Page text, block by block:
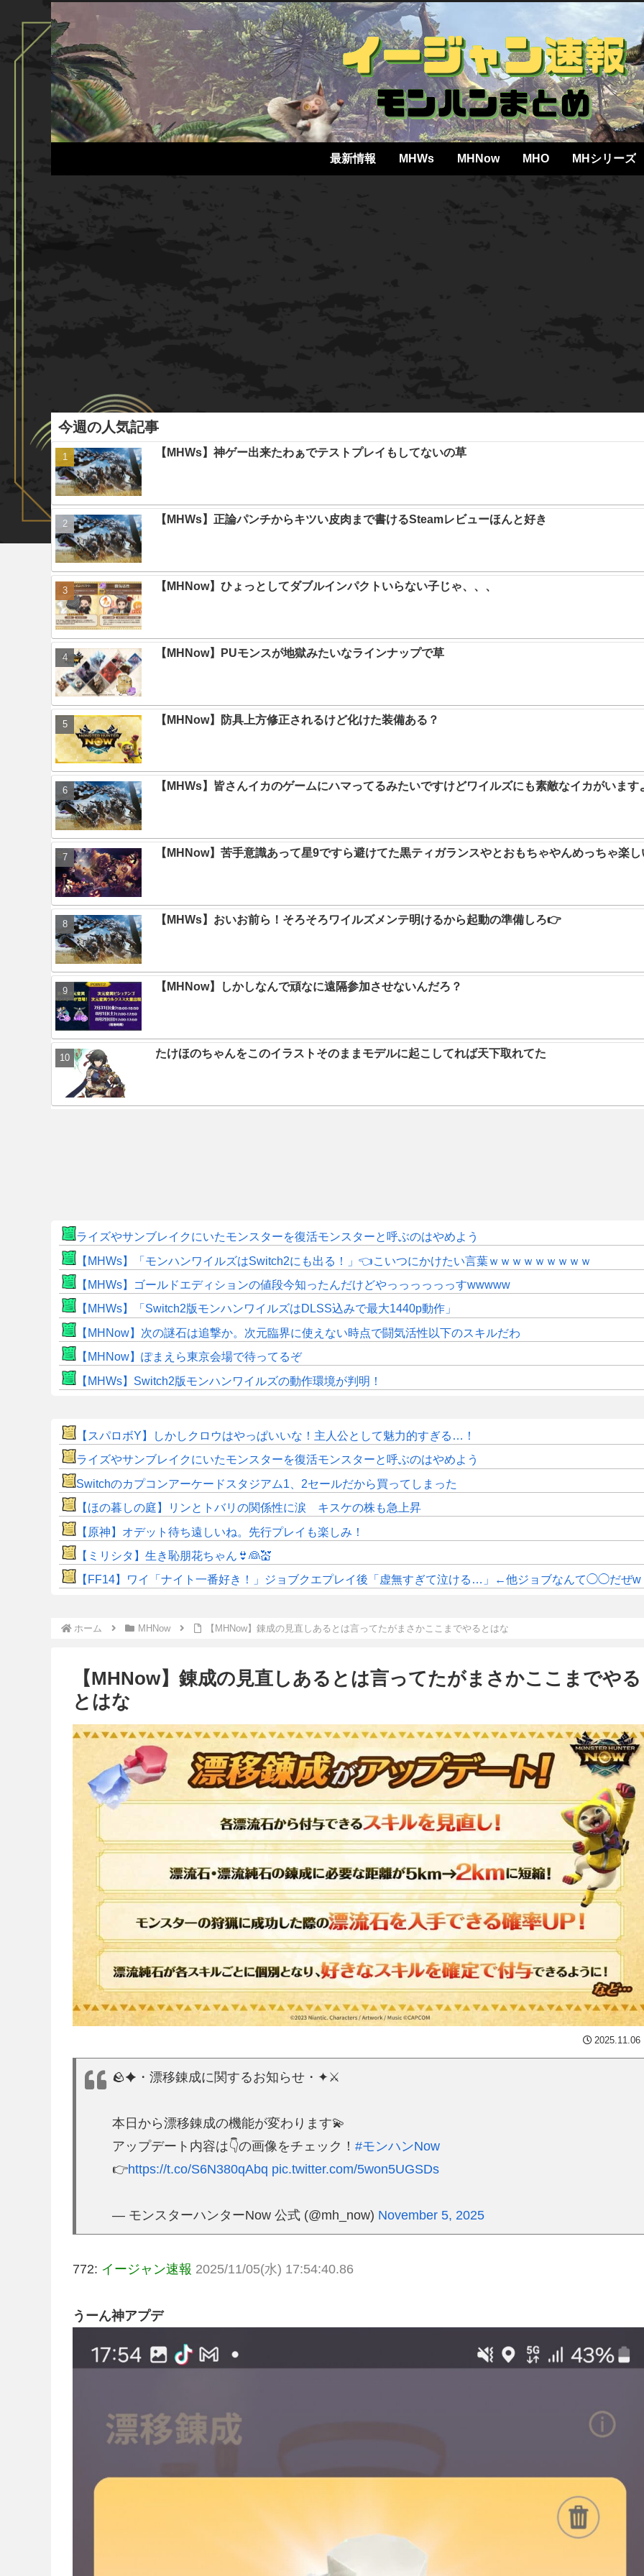
最新情報 MHWs MHNow MHO MHシリーズ
今週の人気記事
【MHWs】神ゲー出来たわぁでテストプレイもしてないの草
【MHWs】正論パンチからキツい皮肉まで書けるSteamレビューほんと好き
【MHNow】ひょっとしてダブルインパクトいらない子じゃ、、、
【MHNow】PUモンスが地獄みたいなラインナップで草
【MHNow】防具上方修正されるけど化けた装備ある？
【MHWs】皆さんイカのゲームにハマってるみたいですけどワイルズにも素敵なイカがいます
【MHNow】苦手意識あって星9ですら避けてた黒ティガランスやとおもちゃやんめっちゃ楽し
【MHWs】おいお前ら！そろそろワイルズメンテ明けるから起動の準備しろ👉
【MHNow】しかしなんで頑なに遠隔参加させないんだろ？
たけほのちゃんをこのイラストそのままモデルに起こしてれば天下取れてた
ライズやサンブレイクにいたモンスターを復活モンスターと呼ぶのはやめよう
【MHWs】「モンハンワイルズはSwitch2にも出る！」👈こいつにかけたい言葉ｗｗｗｗｗｗｗｗｗ
【MHWs】ゴールドエディションの値段今知ったんだけどやっっっっっっすwwwww
【MHWs】「Switch2版モンハンワイルズはDLSS込みで最大1440p動作」
【MHNow】次の謎石は追撃か。次元臨界に使えない時点で闘気活性以下のスキルだわ
【MHNow】ぽまえら東京会場で待ってるぞ
【MHWs】Switch2版モンハンワイルズの動作環境が判明！
【スパロボY】しかしクロウはやっぱいいな！主人公として魅力的すぎる…！
ライズやサンブレイクにいたモンスターを復活モンスターと呼ぶのはやめよう
Switchのカプコンアーケードスタジアム1、2セールだから買ってしまった
【ほの暮しの庭】リンとトバリの関係性に涙 キスケの株も急上昇
【原神】オデット待ち遠しいね。先行プレイも楽しみ！
【ミリシタ】生き恥朋花ちゃん👙👰💒
【FF14】ワイ「ナイト一番好き！」ジョブクエプレイ後「虚無すぎて泣ける…」←他ジョブなんて◯◯だぜw
ホーム MHNow 【MHNow】錬成の見直しあるとは言ってたがまさかここまでやるとはな
【MHNow】錬成の見直しあるとは言ってたがまさかここまでやる
とはな
2025.11.06
🪨✦・漂移錬成に関するお知らせ・✦⚔️
本日から漂移錬成の機能が変わります💫
アップデート内容は👇の画像をチェック！ #モンハンNow
👉https://t.co/S6N380qAbq pic.twitter.com/5won5UGSDs
— モンスターハンターNow 公式 (@mh_now) November 5, 2025
772: イージャン速報 2025/11/05(水) 17:54:40.86
うーん神アプデ